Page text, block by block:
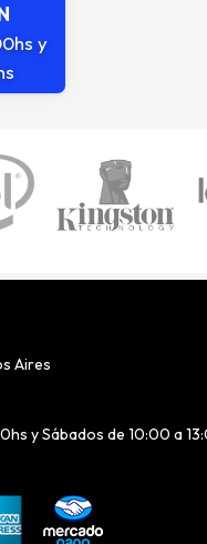
y
Aires
y Sábados de 10:00 a